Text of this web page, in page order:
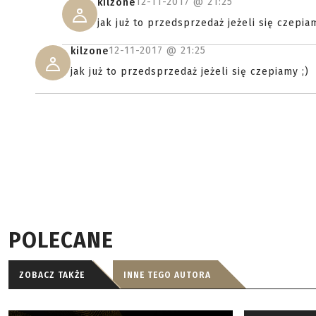
kilzone
jak już to przedsprzedaż jeżeli się
kilzone12-11-2017 @ 21:25
jak już to przedsprzedaż jeżeli się czepiamy ;)
POLECANE
ZOBACZ TAKŻE INNE TEGO AUTORA